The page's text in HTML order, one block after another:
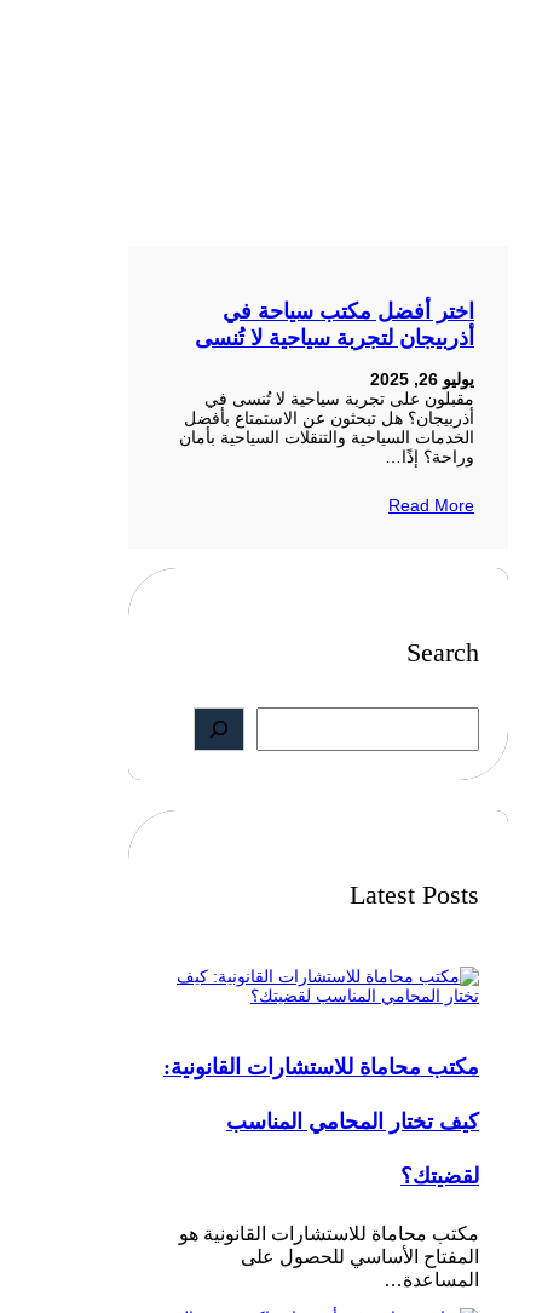
اختر أفضل مكتب سياحة في
أذربيجان لتجربة سياحية لا تُنسى
يوليو 26, 2025
مقبلون على تجربة سياحية لا تُنسى في
أذربيجان؟ هل تبحثون عن الاستمتاع بأفضل
الخدمات السياحية والتنقلات السياحية بأمان
وراحة؟ إذًا…
Read More
Search
a
r
Latest Posts
مكتب محاماة للاستشارات القانونية:
كيف تختار المحامي المناسب
لقضيتك؟
مكتب محاماة للاستشارات القانونية هو
المفتاح الأساسي للحصول على
المساعدة…